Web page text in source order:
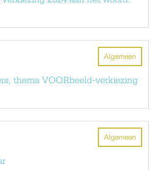
Algemeen
thema VOORbeeld-verkiezing
Algemeen